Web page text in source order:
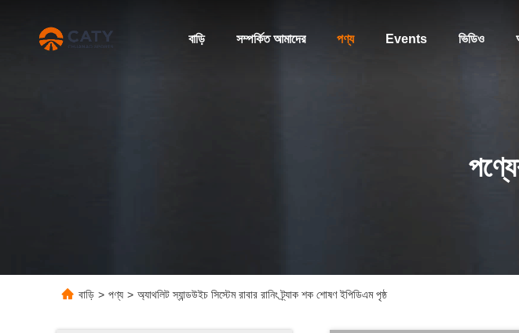
বাড়ি সম্পর্কিত আমাদের পণ্য Events ভিডিও
বাড়ি > পণ্য > অ্যাথলিট স্যান্ডউইচ সিস্টেম রাবার রানিং ট্র্যাক শক শোষণ ইপিডিএম পৃষ্ঠ